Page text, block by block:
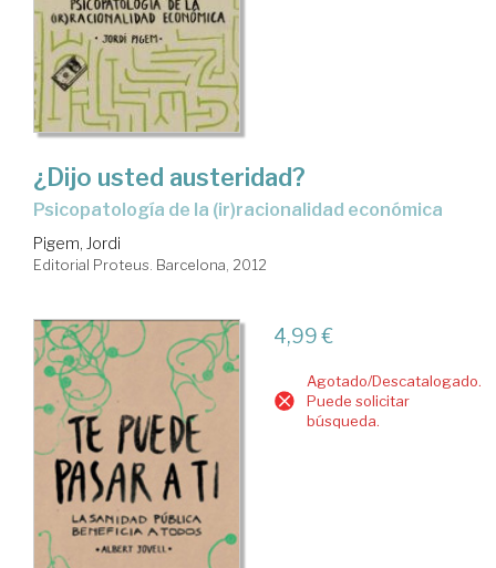
¿Dijo usted austeridad?
psicopatología de la (ir)racionalidad económica
Pigem, Jordi
Editorial Proteus. Barcelona, 2012
4,99 €
Agotado/Descatalogado.
Puede solicitar
búsqueda.